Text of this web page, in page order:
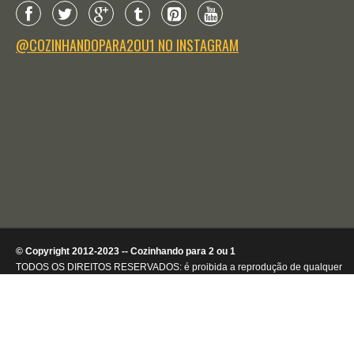
@COZINHANDOPARA2OU1 NO INSTAGRAM
© Copyright 2012-2023 -- Cozinhando para 2 ou 1
TODOS OS DIREITOS RESERVADOS: é proibida a reprodução de qualquer